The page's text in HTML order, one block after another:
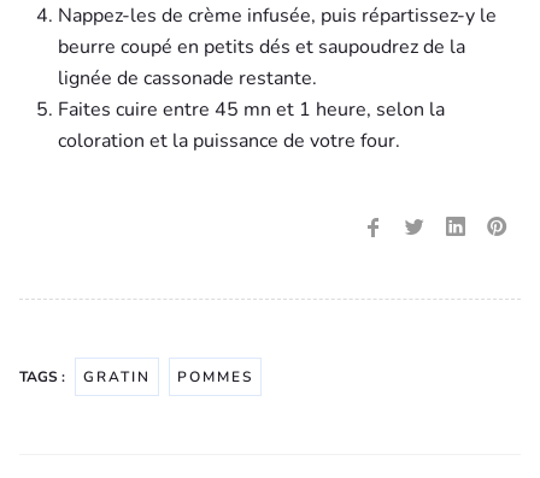
Nappez-les de crème infusée, puis répartissez-y le
beurre coupé en petits dés et saupoudrez de la
lignée de cassonade restante.
Faites cuire entre 45 mn et 1 heure, selon la
coloration et la puissance de votre four.
TAGS : GRATIN POMMES